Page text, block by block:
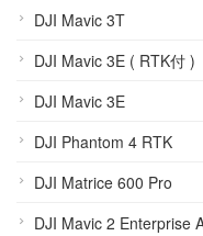
DJI Mavic 3T
DJI Mavic 3E ( RTK付 )
DJI Mavic 3E
DJI Phantom 4 RTK
DJI Matrice 600 Pro
DJI Mavic 2 Enterprise